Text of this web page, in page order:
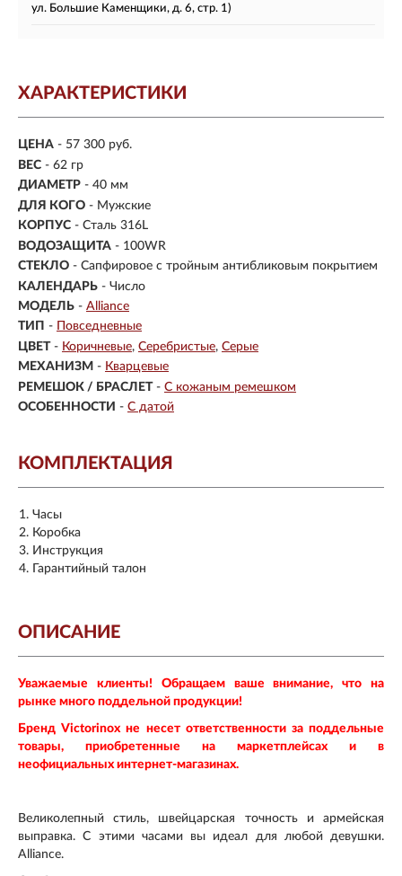
ул. Большие Каменщики, д. 6, стр. 1)
ХАРАКТЕРИСТИКИ
ЦЕНА - 57 300 руб.
ВЕС - 62 гр
ДИАМЕТР - 40 мм
ДЛЯ КОГО - Мужские
КОРПУС - Сталь 316L
ВОДОЗАЩИТА - 100WR
СТЕКЛО - Сапфировое с тройным антибликовым покрытием
КАЛЕНДАРЬ - Число
МОДЕЛЬ - Alliance
ТИП - Повседневные
ЦВЕТ - Коричневые Серебристые Серые
МЕХАНИЗМ - Кварцевые
РЕМЕШОК / БРАСЛЕТ - С кожаным ремешком
ОСОБЕННОСТИ - С датой
КОМПЛЕКТАЦИЯ
Часы
Коробка
Инструкция
Гарантийный талон
ОПИСАНИЕ
Уважаемые клиенты! Обращаем ваше внимание, что на
рынке много поддельной продукции!
Бренд Victorinox не несет ответственности за поддельные
товары, приобретенные на маркетплейсах и в
неофициальных интернет-магазинах.
Великолепный стиль, швейцарская точность и армейская
выправка. С этими часами вы идеал для любой девушки.
Alliance.